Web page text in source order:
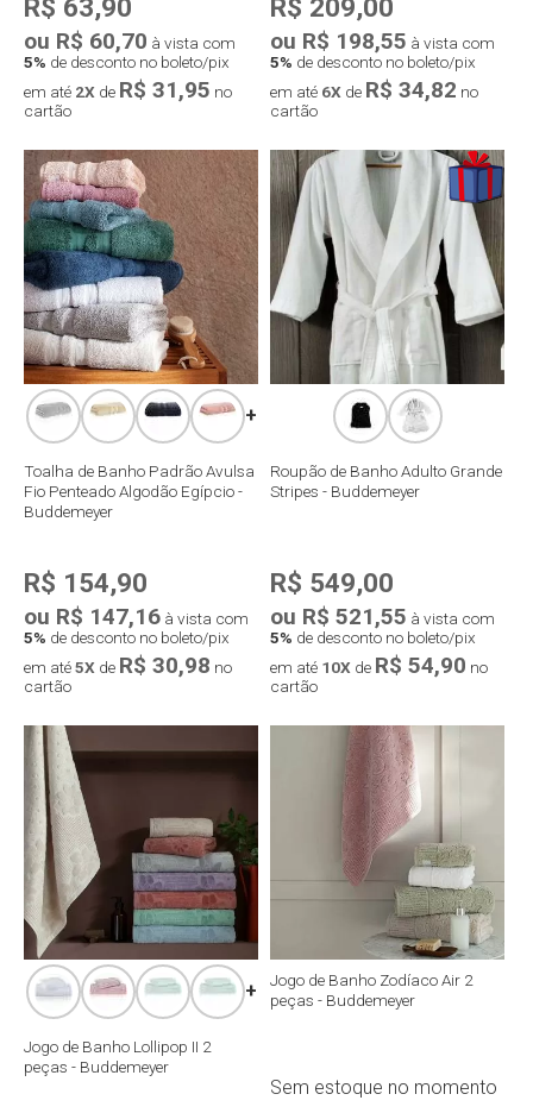
R$ 63,90
ou R$ 60,70 à vista com
5% de desconto no boleto/pix
em até 2X de R$ 31,95 no
cartão
Compra rápida
R$ 209,00
ou R$ 198,55 à vista com
5% de desconto no boleto/pix
em até 6X de R$ 34,82 no
cartão
Compra rápida
+
Toalha de Banho Padrão Avulsa
Fio Penteado Algodão Egípcio -
Buddemeyer
R$ 154,90
ou R$ 147,16 à vista com
5% de desconto no boleto/pix
em até5X de R$ 30,98 no
cartão
Compra rápida
Roupão de Banho Adulto Grande
Stripes - Buddemeyer
R$ 549,00
ou R$ 521,55 à vista com
5% de desconto no boleto/pix
em até 10X de R$ 54,90 no
cartão
Compra rápida
+
Jogo de Banho Lollipop II 2
peças - Buddemeyer
Jogo de Banho Zodíaco Air 2
peças - Buddemeyer
Sem estoque no momento